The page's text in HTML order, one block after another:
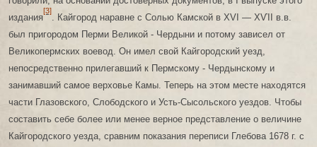
издания
[3]
. Кайгород наравне с Солью Камской в XVI — ХѴІІ в.в.
был пригородом Перми Великой - Чердыни и потому зависел от
Великопермских воевод. Он имел свой Кайгородский уезд,
непосредственно прилегавший к Пермскому - Чердынскому и
занимавший самое верховье Камы. Теперь на этом месте находятся
части Глазовского, Слободского и Усть-Сысольского уездов. Чтобы
составить себе более или менее верное представление о величине
Кайгородского уезда, сравним показания переписи Глебова 1678 г. с